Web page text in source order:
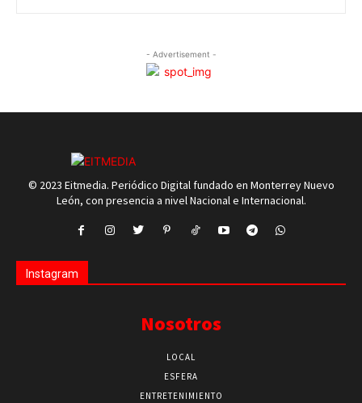
- Advertisement -
© 2023 Eitmedia. Periódico Digital fundado en Monterrey Nuevo
León, con presencia a nivel Nacional e Internacional.
Instagram
Nosotros
LOCAL
ESFERA
ENTRETENIMIENTO